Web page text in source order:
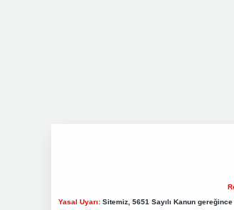
Yasal Uyarı:Sitemiz, 5651 Sayılı Kanun